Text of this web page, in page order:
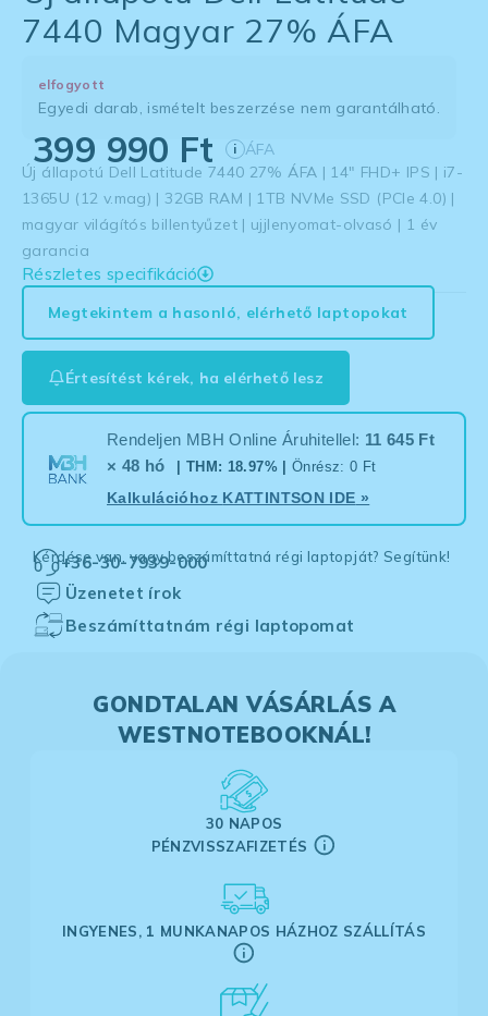
7440 Magyar 27% ÁFA
elfogyott
Egyedi darab, ismételt beszerzése nem garantálható.
399 990 Ft i ÁFA
Új állapotú Dell Latitude 7440 27% ÁFA | 14″ FHD+ IPS | i7-
1365U (12 v.mag) | 32GB RAM | 1TB NVMe SSD (PCIe 4.0) |
magyar világítós billentyűzet | ujjlenyomat-olvasó | 1 év
garancia
Részletes specifikáció
Megtekintem a hasonló, elérhető laptopokat
Értesítést kérek, ha elérhető lesz
Rendeljen MBH Online Áruhitellel: 11 645 Ft
× 48 hó
| THM: 18.97% | Önrész: 0 Ft
Kalkulációhoz KATTINTSON IDE »
Kérdése van, vagy beszámíttatná régi laptopját? Segítünk!
+36-30-7939-000
Üzenetet írok
Beszámíttatnám régi laptopomat
GONDTALAN VÁSÁRLÁS A
WESTNOTEBOOKNÁL!
30 NAPOS
PÉNZVISSZAFIZETÉS
INGYENES, 1 MUNKANAPOS HÁZHOZ SZÁLLÍTÁS